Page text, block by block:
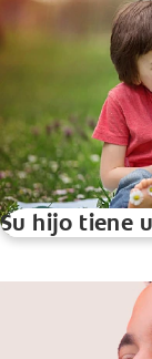
Su hijo tiene